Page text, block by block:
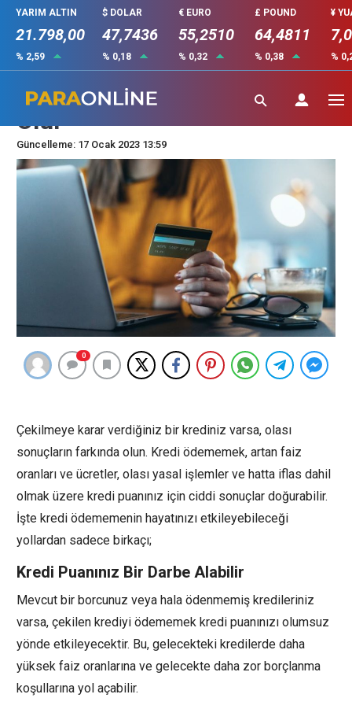
YARIM ALTIN
21.798,00
% 2,59
$ DOLAR
47,7436
% 0,18
€ EURO
55,2510
% 0,32
£ POUND
64,4811
% 0,38
¥
%
Çekilen Kredi Ödenmese Ne
Olur
Güncelleme: 17 Ocak 2023 13:59
0
Çekilmeye karar verdiğiniz bir krediniz varsa, olası
sonuçların farkında olun. Kredi ödememek, artan faiz
oranları ve ücretler, olası yasal işlemler ve hatta iflas dahil
olmak üzere kredi puanınız için ciddi sonuçlar doğurabilir.
İşte kredi ödememenin hayatınızı etkileyebileceği
yollardan sadece birkaçı;
Kredi Puanınız Bir Darbe Alabilir
Mevcut bir borcunuz veya hala ödenmemiş kredileriniz
varsa, çekilen krediyi ödememek kredi puanınızı olumsuz
yönde etkileyecektir. Bu, gelecekteki kredilerde daha
yüksek faiz oranlarına ve gelecekte daha zor borçlanma
koşullarına yol açabilir.